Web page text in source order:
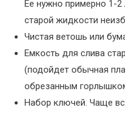
Ее нужно примерно 1-2
старой жидкости
Чистая ветошь или
Емкость для слива
(подойдет обычная
обрезанным
Набор ключей. Чаще